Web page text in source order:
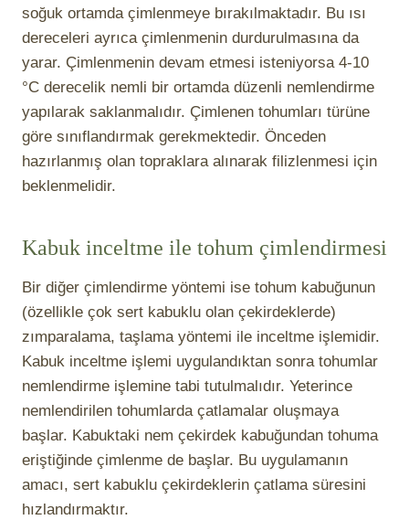
soğuk ortamda çimlenmeye bırakılmaktadır. Bu ısı
dereceleri ayrıca çimlenmenin durdurulmasına da
yarar. Çimlenmenin devam etmesi isteniyorsa 4-10
°C derecelik nemli bir ortamda düzenli nemlendirme
yapılarak saklanmalıdır. Çimlenen tohumları türüne
göre sınıflandırmak gerekmektedir. Önceden
hazırlanmış olan topraklara alınarak filizlenmesi için
beklenmelidir.
Kabuk inceltme ile tohum çimlendirmesi
Bir diğer çimlendirme yöntemi ise tohum kabuğunun
(özellikle çok sert kabuklu olan çekirdeklerde)
zımparalama, taşlama yöntemi ile inceltme işlemidir.
Kabuk inceltme işlemi uygulandıktan sonra tohumlar
nemlendirme işlemine tabi tutulmalıdır. Yeterince
nemlendirilen tohumlarda çatlamalar oluşmaya
başlar. Kabuktaki nem çekirdek kabuğundan tohuma
eriştiğinde çimlenme de başlar. Bu uygulamanın
amacı, sert kabuklu çekirdeklerin çatlama süresini
hızlandırmaktır.